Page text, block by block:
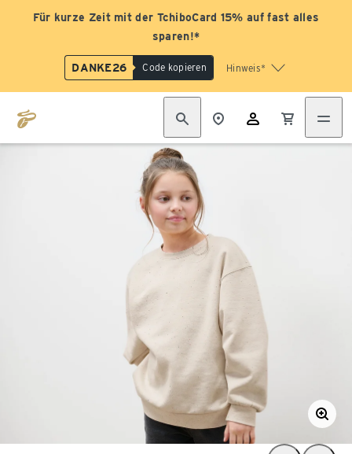
Für kurze Zeit mit der TchiboCard 15% auf fast alles
sparen!*
DANKE26 Code kopieren Hinweis*